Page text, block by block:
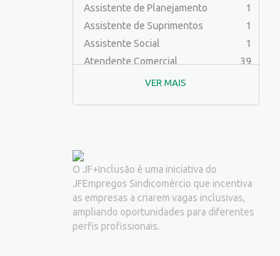
Assistente de Planejamento
1
Assistente de Suprimentos
1
Assistente Social
1
Atendente Comercial
39
Auxiliar de Cozinha
Auxiliar de Produção
Auxiliar de Serviços
23
Balconista
32
Barman
VER MAIS
O JF+Inclusão é uma iniciativa do
JFEmpregos Sindicomércio que incentiva
as empresas a criarem vagas inclusivas,
ampliando oportunidades para diferentes
perfis profissionais.